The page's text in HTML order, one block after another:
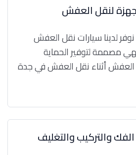
لنقل العفش
لدينا سيارات نقل العفش
مصممة لتوفير الحماية
العفش أثناء نقل العفش في جدة
والتركيب والتغليف